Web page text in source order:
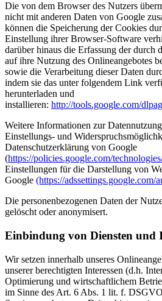
Die von dem Browser des Nutzers
nicht mit anderen Daten von Google
können die Speicherung der Cookies
Einstellung ihrer Browser-Software
darüber hinaus die Erfassung der durch
auf ihre Nutzung des Onlineangebotes
sowie die Verarbeitung dieser Daten
indem sie das unter folgendem Link
herunterladen und
installieren: http://tools.google.com/
Weitere Informationen zur
Einstellungs- und
Datenschutzerklärung von Google
(https://policies.google.com/
Einstellungen für die Darstellung von
Google (https://adssettings.google.com/
Die personenbezogenen Daten der
gelöscht oder anonymisert.
Einbindung von Diensten und
Wir setzen innerhalb unseres
unserer berechtigten Interessen (d.h.
Optimierung und wirtschaftlichem
im Sinne des Art. 6 Abs. 1 lit. f.